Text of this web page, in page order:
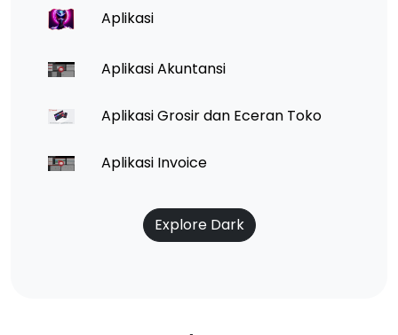
Aplikasi
Aplikasi Akuntansi
Aplikasi Grosir dan Eceran Toko
Aplikasi Invoice
Explore Dark